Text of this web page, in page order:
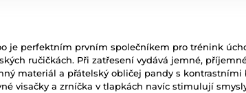
je perfektním prvním společníkem pro trénink
ručičkách. Při zatřesení vydává jemné,
materiál a přátelský obličej pandy s
visačky a zrníčka v tlapkách navíc stimulují